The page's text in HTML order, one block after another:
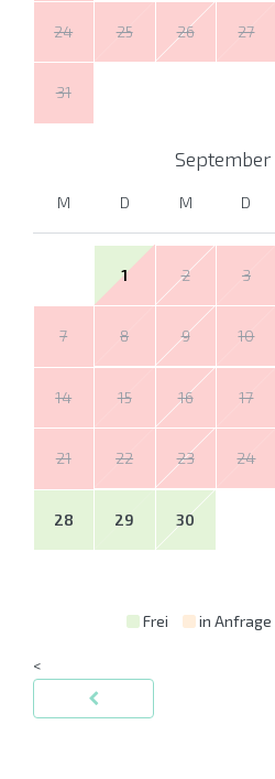
24 25 26 27
31
September
M D M D
1 2 3
7 8 9 10
14 15 16 17
21 22 23 24
28 29 30
Frei in Anfrage
<